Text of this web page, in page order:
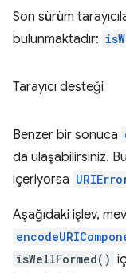
Son sürüm
bulunmaktadır:
Tarayıcı desteği
Benzer bir sonuca
da ulaşabilirsiniz.
içeriyorsa
Aşağıdaki işlev,
isWellFormed()